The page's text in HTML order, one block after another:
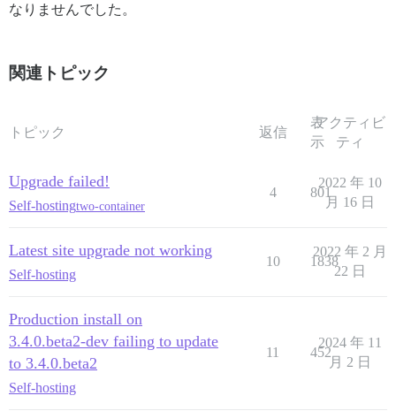
なりませんでした。
関連トピック
トピック 返信
表
示
アクティビ
ティ
Upgrade failed!
Self-hostingtwo-container
4 801
2022 年 10
月 16 日
Latest site upgrade not working
Self-hosting
10 1838
2022 年 2 月
22 日
Production install on
3.4.0.beta2-dev failing to update
to 3.4.0.beta2
Self-hosting
11 452
2024 年 11
月 2 日